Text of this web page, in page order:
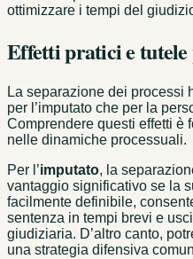
ottimizzare i tempi del
Effetti pratici e
La separazione dei processi
per l’imputato che per la
Comprendere questi effetti è
nelle dinamiche processuali.
Per l’imputato, la
vantaggio significativo se la
facilmente definibile,
sentenza in tempi brevi e
giudiziaria. D’altro canto,
una strategia difensiva